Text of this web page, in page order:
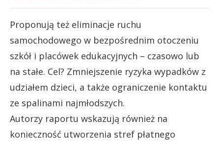
Proponują też eliminacje ruchu
samochodowego w bezpośrednim otoczeniu
szkół i placówek edukacyjnych – czasowo lub
na stałe. Cel? Zmniejszenie ryzyka wypadków z
udziałem dzieci, a także ograniczenie kontaktu
ze spalinami najmłodszych.
Autorzy raportu wskazują również na
konieczność utworzenia stref płatnego